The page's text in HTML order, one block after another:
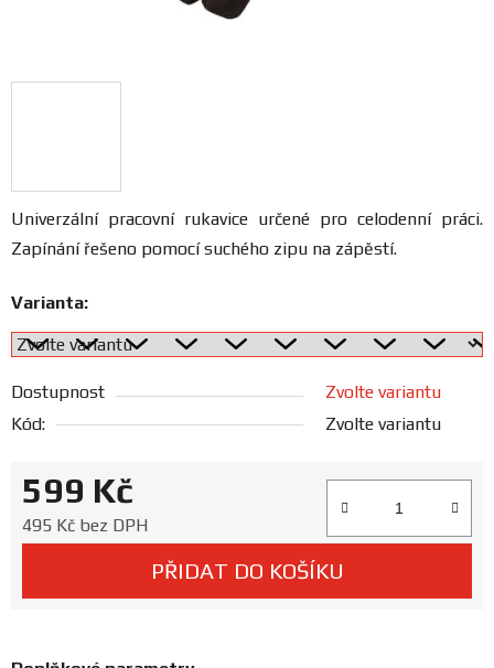
a
katalogy
Univerzální pracovní rukavice určené pro celodenní práci.
Zapínání řešeno pomocí suchého zipu na zápěstí.
Varianta:
Dostupnost
Zvolte variantu
Kód:
Zvolte variantu
599 Kč
495 Kč bez DPH
PŘIDAT DO KOŠÍKU